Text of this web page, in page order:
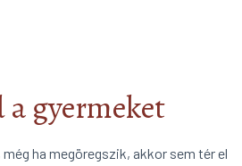
a gyermeket
ha megöregszik, akkor sem tér el